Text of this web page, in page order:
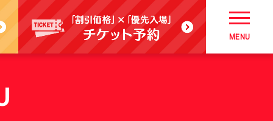
MENU